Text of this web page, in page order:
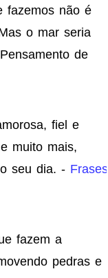
fazemos não é
o mar seria
de
fiel e
muito mais,
seu dia. - Frases
fazem a
pedras e